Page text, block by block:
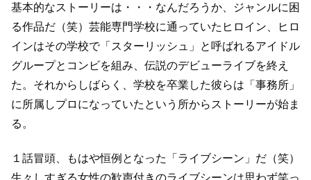
基本的なストーリーは・・・なんだろうか、ジャンルに困
る作品だ（笑） 芸能専門学校に通っていたヒロイン、ヒロ
インはその学校で「スターリッシュ」と呼ばれるアイドル
グループとコンビを組み、伝説のデビューライブを終え
た。 それからしばらく、学校を卒業した彼らは「事務所」
に所属しプロになっていた という所からストーリーが始ま
る。
１話冒頭、もはや恒例となった「ライブシーン」だ（笑）
生々しすぎる女性の歓声付きのライブシーンは思わず笑っ